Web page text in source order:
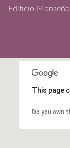
Edificio
This page
Do you own